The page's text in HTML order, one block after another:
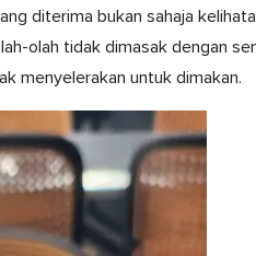
diterima bukan sahaja
olah tidak dimasak dengan
menyelerakan untuk dimakan.